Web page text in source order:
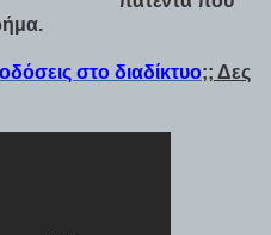
στο διαδίκτυο;; Δες